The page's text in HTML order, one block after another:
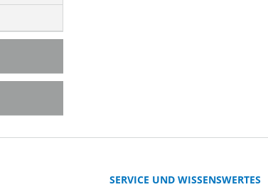
SERVICE UND WISSENSWERTES